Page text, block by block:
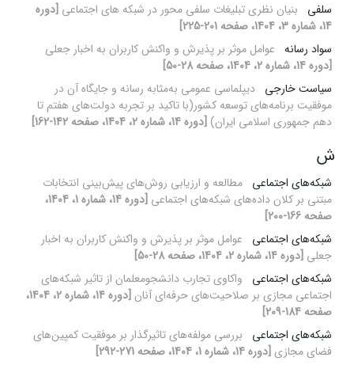
سلفی
بنیان نظری تبلیغات سلفی محور در شبکه های اجتماعی [دوره
14، شماره 3، 1404، صفحه 201-225]
سواد رسانه عوامل موثر بر پذیرش و واکنش کاربران به اخبار جعلی
[دوره 14، شماره 2، 1404، صفحه 28-50]
سیاست خارجی
دیپلماسی عمومی به‌مثابه رسانه و جایگاه آن در
موفقیت برنامه‌های توسعه کشور(با تاکید بر تجربه دولت‌های هفتم تا
دهم جمهوری اسلامی ایران) [دوره 14، شماره 2، 1404، صفحه 142-162]
ش
شبکه‌های اجتماعی مطالعه و ارزیابی روش‌های پیش‌بینی انتخابات
مبتنی بر کلان داده‌های شبکه‌های اجتماعی
[دوره 14، شماره 1، 1404،
صفحه 166-200]
شبکه‌های اجتماعی
عوامل موثر بر پذیرش و واکنش کاربران به اخبار
جعلی [دوره 14، شماره 2، 1404، صفحه 28-50]
شبکه‌های اجتماعی
واکاوی تجارب دانشجومعلمان از تاثیر شبکه‌های
اجتماعی مجازی بر صلاحیت‌های حرفه‌ای آنان
[دوره 14، شماره 2، 1404،
صفحه 184-209]
شبکه‌های اجتماعی
بررسی مولفه‌های تاثیرگذار بر موفقیت کمپین‌های
فضای مجازی [دوره 14، شماره 1، 1404، صفحه 271-292]